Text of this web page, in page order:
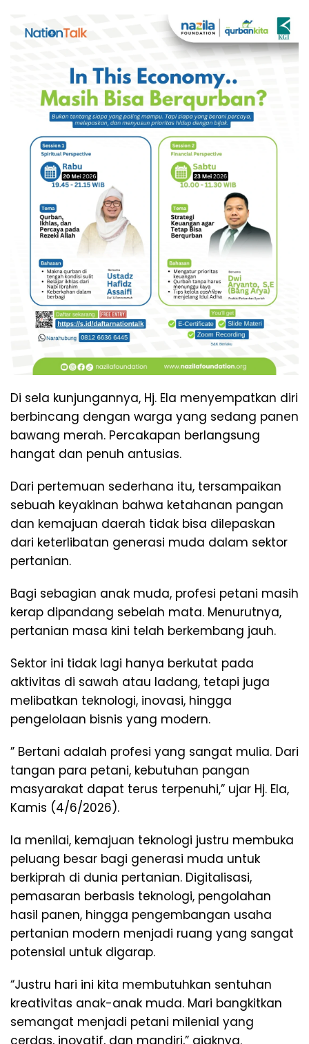
Di sela kunjungannya, Hj. Ela menyempatkan diri
berbincang dengan warga yang sedang panen
bawang merah. Percakapan berlangsung
hangat dan penuh antusias.
Dari pertemuan sederhana itu, tersampaikan
sebuah keyakinan bahwa ketahanan pangan
dan kemajuan daerah tidak bisa dilepaskan
dari keterlibatan generasi muda dalam sektor
pertanian.
Bagi sebagian anak muda, profesi petani masih
kerap dipandang sebelah mata. Menurutnya,
pertanian masa kini telah berkembang jauh.
Sektor ini tidak lagi hanya berkutat pada
aktivitas di sawah atau ladang, tetapi juga
melibatkan teknologi, inovasi, hingga
pengelolaan bisnis yang modern.
” Bertani adalah profesi yang sangat mulia. Dari
tangan para petani, kebutuhan pangan
masyarakat dapat terus terpenuhi,” ujar Hj. Ela,
Kamis (4/6/2026).
Ia menilai, kemajuan teknologi justru membuka
peluang besar bagi generasi muda untuk
berkiprah di dunia pertanian. Digitalisasi,
pemasaran berbasis teknologi, pengolahan
hasil panen, hingga pengembangan usaha
pertanian modern menjadi ruang yang sangat
potensial untuk digarap.
“Justru hari ini kita membutuhkan sentuhan
kreativitas anak-anak muda. Mari bangkitkan
semangat menjadi petani milenial yang